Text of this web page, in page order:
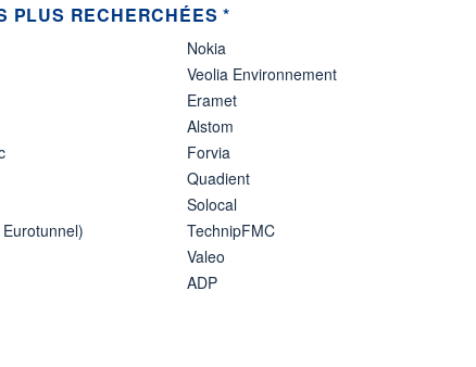
PLUS RECHERCHÉES *
Nokia
Veolia Environnement
Eramet
Alstom
Forvia
Quadient
Solocal
TechnipFMC
Valeo
ADP